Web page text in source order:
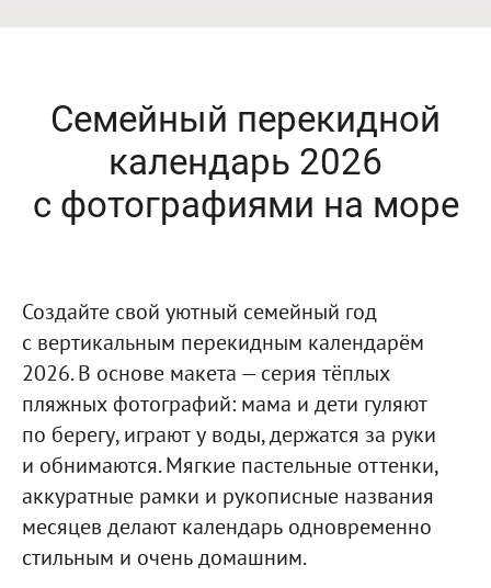
Семейный перекидной
календарь 2026
с фотографиями на море
Создайте свой уютный семейный год
с вертикальным перекидным календарём
2026. В основе макета — серия тёплых
пляжных фотографий: мама и дети гуляют
по берегу, играют у воды, держатся за руки
и обнимаются. Мягкие пастельные оттенки,
аккуратные рамки и рукописные названия
месяцев делают календарь одновременно
стильным и очень домашним.